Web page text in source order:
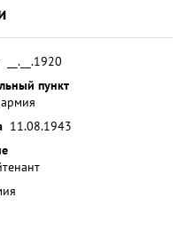
__.__.1920
пункт
11.08.1943